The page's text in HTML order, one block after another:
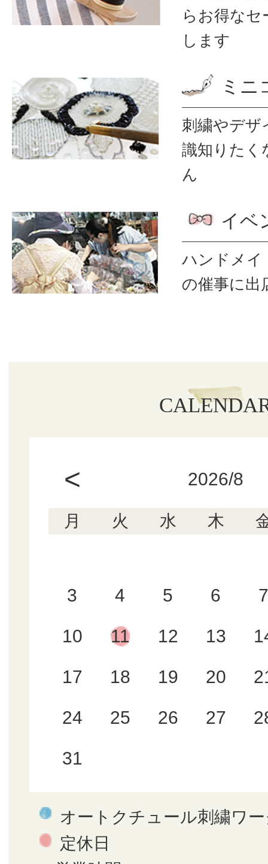
ら お得なセ
します
ミニ
刺繍やデザ
識知りたく
ん
イベ
ハンドメイ
の催事に出
< 2026/8
月 火 水 木
3 4 5 6 7
10 11 12 13
17 18 19 20
24 25 26 27
31
オートクチュール刺繍ワ
定休日